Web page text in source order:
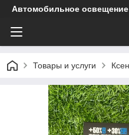
Автомобильное освещение
Товары и услуги